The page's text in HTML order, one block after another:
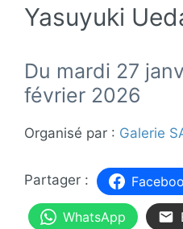
Yasuyuki
Du mardi 27
février 2026
Organisé par : Galerie
WhatsApp